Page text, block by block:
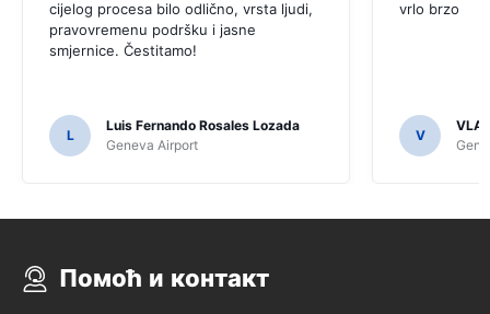
cijelog procesa bilo odlično, vrsta ljudi,
pravovremenu podršku i jasne
smjernice. Čestitamo!
L
Luis Fernando Rosales Lozada
Geneva Airport
vrlo brzo
V
Помоћ и контакт